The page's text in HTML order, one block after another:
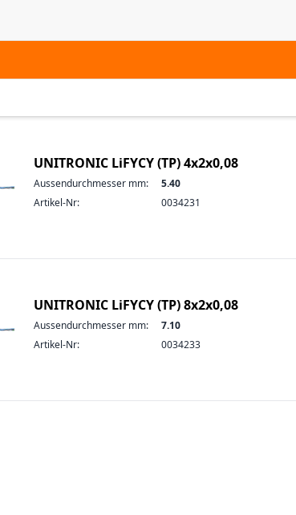
UNITRONIC LiFYCY (TP) 4x2x0,08
Aussendurchmesser mm:
5.40
Artikel-Nr:
0034231
UNITRONIC LiFYCY (TP) 8x2x0,08
Aussendurchmesser mm:
7.10
Artikel-Nr:
0034233